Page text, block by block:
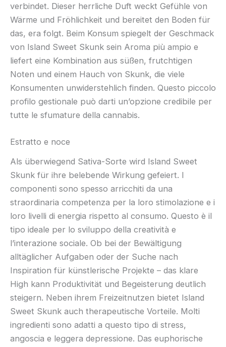
verbindet. Dieser herrliche Duft weckt Gefühle von
Wärme und Fröhlichkeit und bereitet den Boden für
das, era folgt. Beim Konsum spiegelt der Geschmack
von Island Sweet Skunk sein Aroma più ampio e
liefert eine Kombination aus süßen, frutchtigen
Noten und einem Hauch von Skunk, die viele
Konsumenten unwiderstehlich finden. Questo piccolo
profilo gestionale può darti un’opzione credibile per
tutte le sfumature della cannabis.
Estratto e noce
Als überwiegend Sativa-Sorte wird Island Sweet
Skunk für ihre belebende Wirkung gefeiert. I
componenti sono spesso arricchiti da una
straordinaria competenza per la loro stimolazione e i
loro livelli di energia rispetto al consumo. Questo è il
tipo ideale per lo sviluppo della creatività e
l’interazione sociale. Ob bei der Bewältigung
alltäglicher Aufgaben oder der Suche nach
Inspiration für künstlerische Projekte – das klare
High kann Produktivität und Begeisterung deutlich
steigern. Neben ihrem Freizeitnutzen bietet Island
Sweet Skunk auch therapeutische Vorteile. Molti
ingredienti sono adatti a questo tipo di stress,
angoscia e leggera depressione. Das euphorische